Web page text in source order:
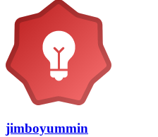
jimboyummin